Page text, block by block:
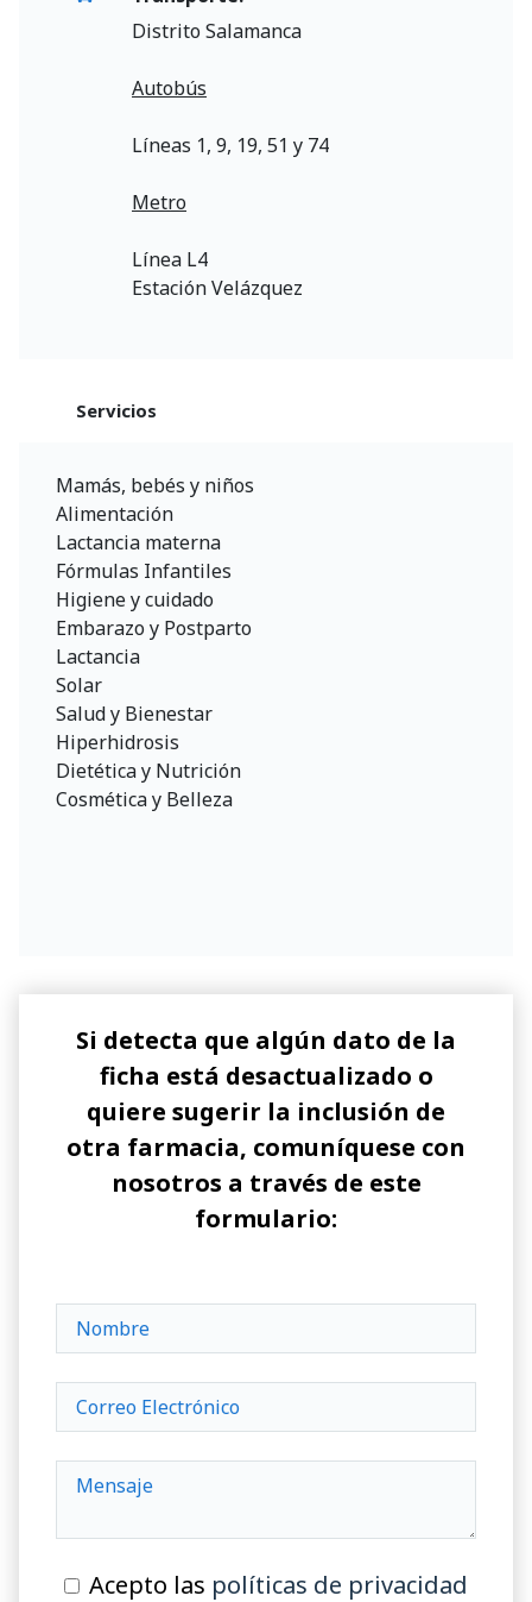
Distrito Salamanca
Autobús
Líneas 1, 9, 19, 51 y 74
Metro
Línea L4
Estación Velázquez
Servicios
Mamás, bebés y niños
Alimentación
Lactancia materna
Fórmulas Infantiles
Higiene y cuidado
Embarazo y Postparto
Lactancia
Solar
Salud y Bienestar
Hiperhidrosis
Dietética y Nutrición
Cosmética y Belleza
Si detecta que algún dato de la
ficha está desactualizado o
quiere sugerir la inclusión de
otra farmacia, comuníquese con
nosotros a través de este
formulario:
Acepto las políticas de privacidad